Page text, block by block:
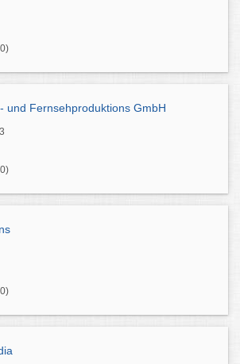
und Fernsehproduktions GmbH